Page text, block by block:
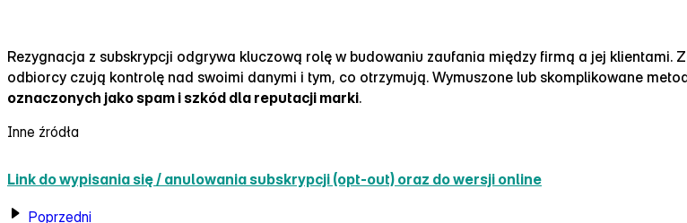
Rezygnacja z subskrypcji odgrywa kluczową rolę w budowaniu zaufania między firmą a jej klientami.
odbiorcy czują kontrolę nad swoimi danymi i tym, co otrzymują. Wymuszone lub skomplikowane
oznaczonych jako spam i szkód dla reputacji marki.
Inne źródła
Link do wypisania się / anulowania subskrypcji (opt‑out) oraz do wersji online
Poprzedni